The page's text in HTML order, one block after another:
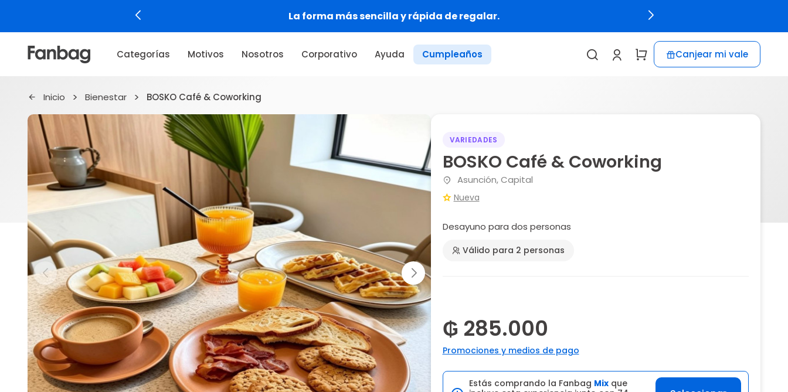
La forma más sencilla y rápida de regalar.
Categorías Motivos Nosotros Corporativo Ayuda Cumpleaños Canjear mi vale
Inicio Bienestar BOSKO Café & Coworking
VARIEDADES
BOSKO Café & Coworking
Asunción, Capital
Nueva
Desayuno para dos personas
Válido para 2 personas
₲ 285.000
Promociones y medios de pago
Estás comprando la Fanbag Mixque